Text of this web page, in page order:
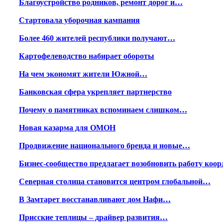
Благоустройство родников, ремонт дорог и…
Стартовала уборочная кампания
Более 460 жителей республики получают…
Картофелеводство набирает обороты
На чем экономят жители Южной…
Банковская сфера укрепляет партнерство
Почему о памятниках вспоминаем слишком…
Новая казарма для ОМОН
Продвижение национального бренда и новые…
Бизнес-сообщество предлагает возобновить работу
Северная столица становится центром глобальной…
В Замтарет восстанавливают дом Нафи…
Присские теплицы – драйвер развития…